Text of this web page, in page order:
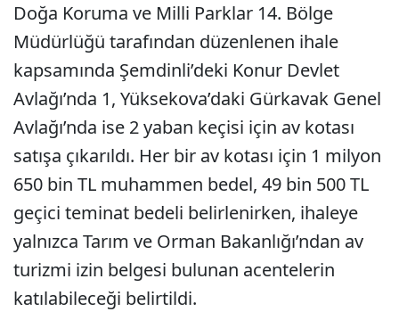
Doğa Koruma ve Milli Parklar 14. Bölge
Müdürlüğü tarafından düzenlenen ihale
kapsamında Şemdinli’deki Konur Devlet
Avlağı’nda 1, Yüksekova’daki Gürkavak Genel
Avlağı’nda ise 2 yaban keçisi için av kotası
satışa çıkarıldı. Her bir av kotası için 1 milyon
650 bin TL muhammen bedel, 49 bin 500 TL
geçici teminat bedeli belirlenirken, ihaleye
yalnızca Tarım ve Orman Bakanlığı’ndan av
turizmi izin belgesi bulunan acentelerin
katılabileceği belirtildi.